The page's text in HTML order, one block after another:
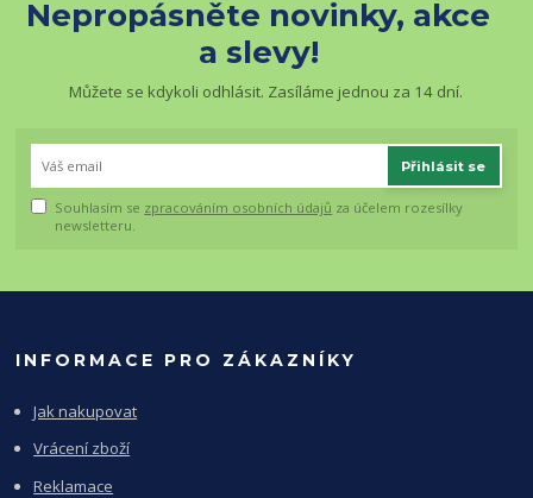
Nepropásněte novinky, akce
a slevy!
Můžete se kdykoli odhlásit. Zasíláme jednou za 14 dní.
Přihlásit se
Souhlasím se zpracováním osobních údajů za účelem rozesílky
newsletteru.
INFORMACE PRO ZÁKAZNÍKY
Jak nakupovat
Vrácení zboží
Reklamace